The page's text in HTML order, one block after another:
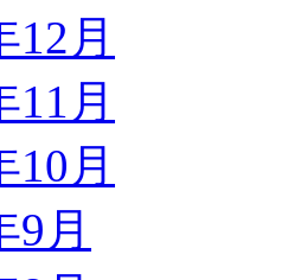
12月
11月
10月
9月